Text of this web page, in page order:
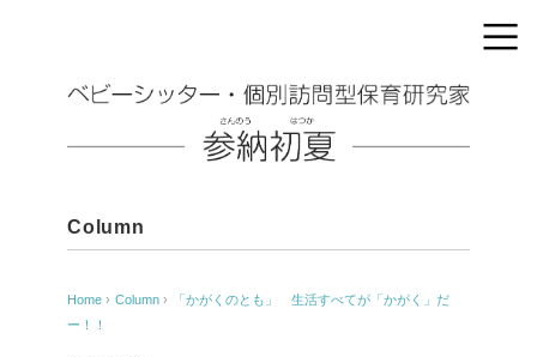
Column
Home › Column ›
「かがくのとも」 生活すべてが「かがく」だ
ー！！